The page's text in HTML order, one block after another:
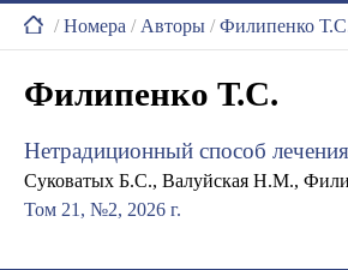
/Номера / Авторы /Филипенко
Филипенко Т.С.
Нетрадиционный способ
Суковатых Б.С., Валуйская Н.М.,
Том 21, №2, 2026 г.